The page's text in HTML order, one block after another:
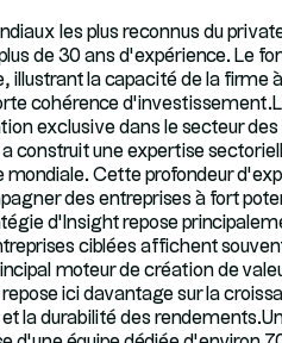
les plus reconnus du
de 30 ans d’expérience. Le
illustrant la capacité de la firme
cohérence
exclusive dans le secteur
construit une expertise
Cette profondeur
des entreprises à fort
d’Insight repose
ciblées affichent
moteur de création de
ici davantage sur la
la durabilité des